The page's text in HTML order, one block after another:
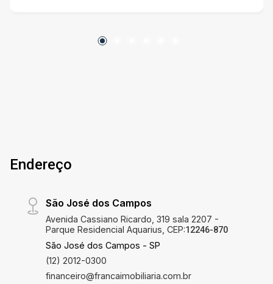
Endereço
São José dos Campos
Avenida Cassiano Ricardo, 319 sala 2207 -
Parque Residencial Aquarius, CEP:12246-870
São José dos Campos - SP
(12) 2012-0300
financeiro@francaimobiliaria.com.br